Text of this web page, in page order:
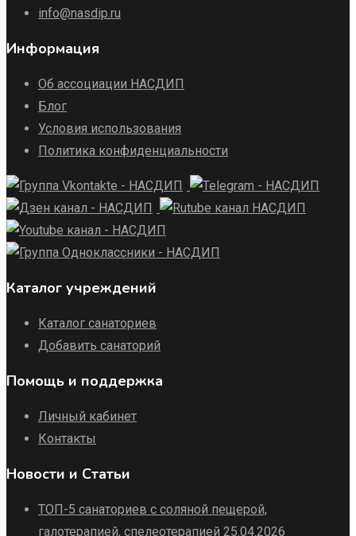
info@nasdip.ru
Информация
Об ассоциации НАСДИП
Блог
Условия использования
Политика конфиденциальности
Каталог учреждений
Каталог санаториев
Добавить санаторий
Помощь и поддержка
Личный кабинет
Контакты
Новости и Статьи
ТОП-5 санаториев с соляной пещерой,
галотерапией, спелеотерапией 25.04.2026